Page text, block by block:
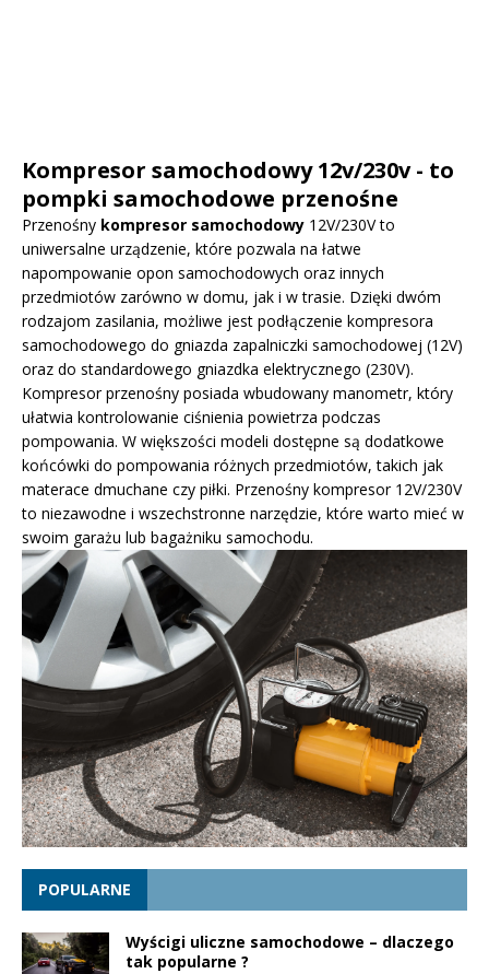
Kompresor samochodowy 12v/230v - to
pompki samochodowe przenośne
Przenośny kompresor samochodowy 12V/230V to
uniwersalne urządzenie, które pozwala na łatwe
napompowanie opon samochodowych oraz innych
przedmiotów zarówno w domu, jak i w trasie. Dzięki dwóm
rodzajom zasilania, możliwe jest podłączenie kompresora
samochodowego do gniazda zapalniczki samochodowej (12V)
oraz do standardowego gniazdka elektrycznego (230V).
Kompresor przenośny posiada wbudowany manometr, który
ułatwia kontrolowanie ciśnienia powietrza podczas
pompowania. W większości modeli dostępne są dodatkowe
końcówki do pompowania różnych przedmiotów, takich jak
materace dmuchane czy piłki. Przenośny kompresor 12V/230V
to niezawodne i wszechstronne narzędzie, które warto mieć w
swoim garażu lub bagażniku samochodu.
POPULARNE
Wyścigi uliczne samochodowe – dlaczego
tak popularne ?